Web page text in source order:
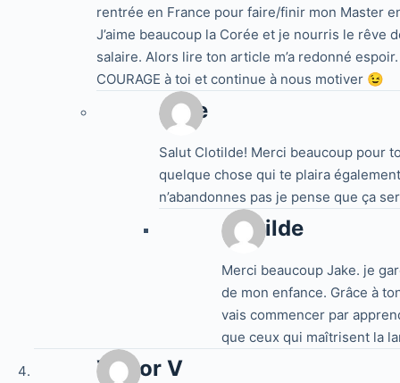
rentrée en France pour faire/finir mon Master
J’aime beaucoup la Corée et je nourris le rêve
salaire. Alors lire ton article m’a redonné espoir.
COURAGE à toi et continue à nous motiver 😉
Jake
Salut Clotilde! Merci beaucoup pour
quelque chose qui te plaira
n’abandonnes pas je pense que ça
Clotilde
Merci beaucoup Jake. je
de mon enfance. Grâce à
vais commencer par
que ceux qui maîtrisent la
Victor V